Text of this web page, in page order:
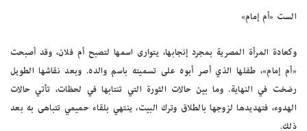
الست «أم إمام»
وكعادة المرأة المصرية بمجرد إنجابها، يتوارى اسمها لتصبح أم فلان، وقد أصبحت
«أم إمام»، طفلها الذي أصر أبوه على تسميته باسم والده. وبعد نقاشها الطويل
رضخت في النهاية. وما بين حالات الثورة التي تنتابها في لحظات، تأتي حالات
الهدوء، فتهديدها لزوجها بالطلاق وترك البيت، ينتهي بلقاء حميمي تتباهى به بعد
ذلك.